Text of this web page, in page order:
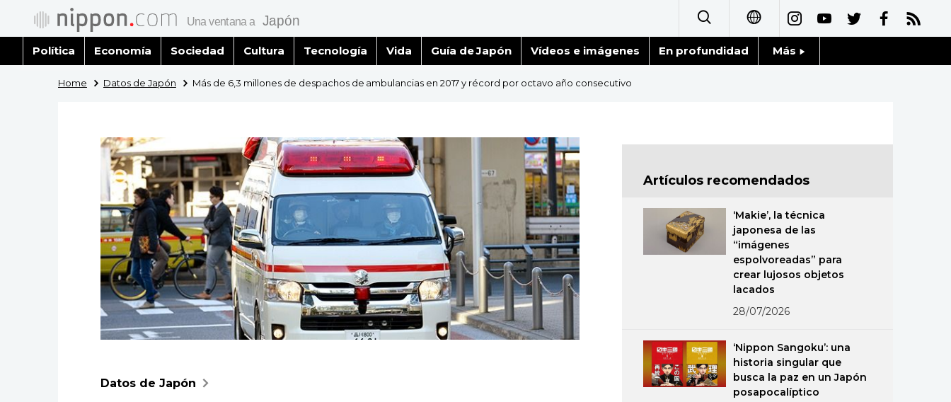
日本語
العربية
Русский
Política Economía Sociedad Cultura Tecnología Vida Guía de Japón Vídeos e imágenes En profundidad Más
Blog
Tokio
Home Datos de Japón Más de 6,3 millones de despachos de ambulancias en 2017 y récord por octavo año consecutivo
Datos de Japón
Artículos recomendados
‘Makie’, la técnica
japonesa de las
“imágenes
espolvoreadas” para
crear lujosos objetos
lacados
28/07/2026
‘Nippon Sangoku’: una
historia singular que
busca la paz en un Japón
posapocalíptico